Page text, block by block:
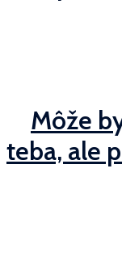
Môže
teba, ale